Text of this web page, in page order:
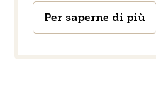
Per saperne di più